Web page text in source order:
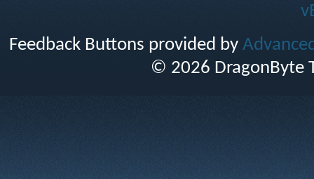
Feedback Buttons provided by
© 2026 DragonByte